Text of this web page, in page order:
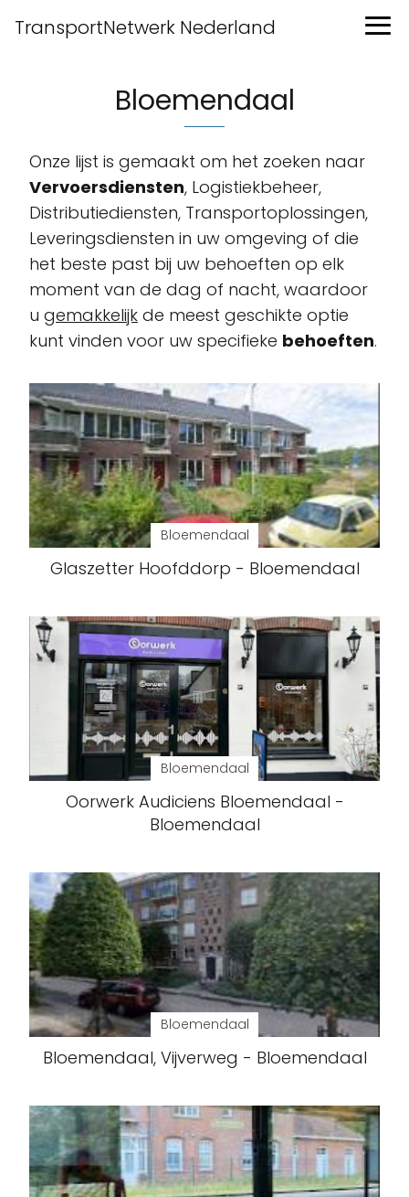
TransportNetwerk Nederland
Bloemendaal
Onze lijst is gemaakt om het zoeken naar
Vervoersdiensten, Logistiekbeheer,
Distributiediensten, Transportoplossingen,
Leveringsdiensten in uw omgeving of die
het beste past bij uw behoeften op elk
moment van de dag of nacht, waardoor
u gemakkelijk de meest geschikte optie
kunt vinden voor uw specifieke behoeften.
Bloemendaal
Glaszetter Hoofddorp - Bloemendaal
Bloemendaal
Oorwerk Audiciens Bloemendaal -
Bloemendaal
Bloemendaal
Bloemendaal, Vijverweg - Bloemendaal